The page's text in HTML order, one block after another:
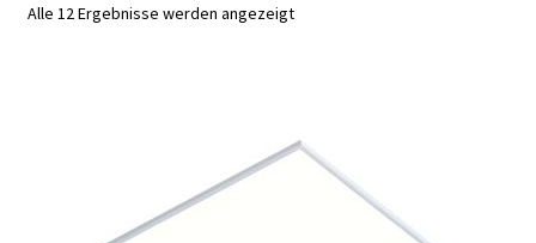
Alle 12 Ergebnisse werden angezeigt